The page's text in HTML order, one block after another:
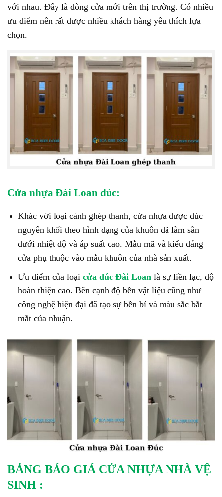
với nhau. Đây là dòng cửa mới trên thị trường. Có nhiều
ưu điểm nên rất được nhiều khách hàng yêu thích lựa
chọn.
Cửa nhựa Đài Loan đúc:
Khác với loại cánh ghép thanh, cửa nhựa được đúc
nguyên khối theo hình dạng của khuôn đã làm sẵn
dưới nhiệt độ và áp suất cao. Mẫu mã và kiểu dáng
cửa phụ thuộc vào mẫu khuôn của nhà sản xuất.
Ưu điểm của loại cửa đúc Đài Loan là sự liền lạc, độ
hoàn thiện cao. Bên cạnh độ bền vật liệu cũng như
công nghệ hiện đại đã tạo sự bền bỉ và màu sắc bắt
mắt của nhuận.
BẢNG BÁO GIÁ CỬA NHỰA NHÀ VỆ
SINH :